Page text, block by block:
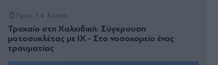
Πριν 14 λεπτά
Τροχαίο στη Χαλκιδική: Σύγκρουση
μοτοσυκλέτας με ΙΧ - Στο νοσοκομείο ένας
τραυματίας